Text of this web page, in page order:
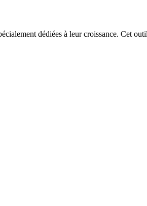
dédiées à leur croissance. Cet